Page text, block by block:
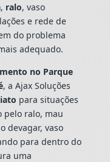
, ralo, vaso
e rede de
do problema
adequado.
no Parque
, a Ajax Soluções
para situações
pelo ralo, mau
devagar, vaso
para dentro do
uma